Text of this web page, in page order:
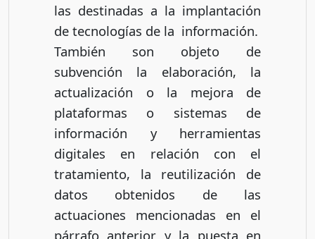
las destinadas a la implantación
de tecnologías de la información.
También son objeto de
subvención la elaboración, la
actualización o la mejora de
plataformas o sistemas de
información y herramientas
digitales en relación con el
tratamiento, la reutilización de
datos obtenidos de las
actuaciones mencionadas en el
párrafo anterior y la puesta en